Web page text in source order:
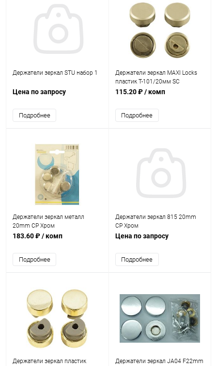
Держатели зеркал STU набор 1
Цена по запросу
Подробнее
Держатели зеркал MAXI Locks
пластик Т-101/20мм SC
Матовый хром
115.20 ₽/ комп
Подробнее
Держатели зеркал металл
20mm CP Хром
183.60 ₽/ комп
Подробнее
Держатели зеркал 815 20mm
CP Хром
Цена по запросу
Подробнее
Держатели зеркал пластик
Держатели зеркал JA04 F22mm